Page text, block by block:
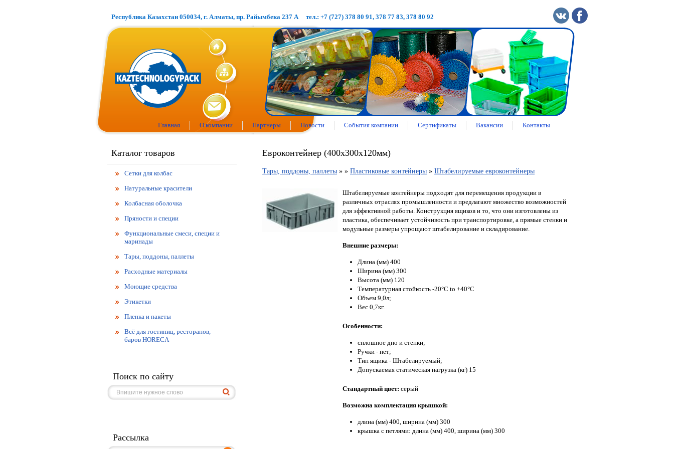
Республика Казахстан 050034, г. Алматы, пр. Райымбека 237 А тел.: +7 (727) 378 80 91, 378 77 83, 378 80 92
Главная О компании Партнеры Новости События компании Сертификаты Вакансии Контакты
Евроконтейнер (400х300х120мм)
Тары, поддоны, паллеты » » Пластиковые контейнеры » Штабелируемые евроконтейнеры
Штабелируемые контейнеры подходят для перемещения продукции в
различных отраслях промышленности и предлагают множество возможностей
для эффективной работы. Конструкция ящиков и то, что они изготовлены из
пластика, обеспечивает устойчивость при транспортировке, а прямые стенки и
модульные размеры упрощают штабелирование и складирование.
Внешние размеры:
Длина (мм) 400
Ширина (мм) 300
Высота (мм) 120
Температурная стойкость -20°C to +40°C
Объем 9,0л;
Вес 0,7кг.
Особенности:
сплошное дно и стенки;
Ручки - нет;
Тип ящика - Штабелируемый;
Допускаемая статическая нагрузка (кг) 15
Стандартный цвет: серый
Возможна комплектация крышкой:
длина (мм) 400, ширина (мм) 300
крышка с петлями: длина (мм) 400, ширина (мм) 300
Каталог товаров
Сетки для колбас
Натуральные красители
Колбасная оболочка
Пряности и специи
Функциональные смеси, специи и
маринады
Тары, поддоны, паллеты
Расходные материалы
Моющие средства
Этикетки
Пленка и пакеты
Всё для гостиниц, ресторанов,
баров HORECA
Поиск по сайту
Рассылка